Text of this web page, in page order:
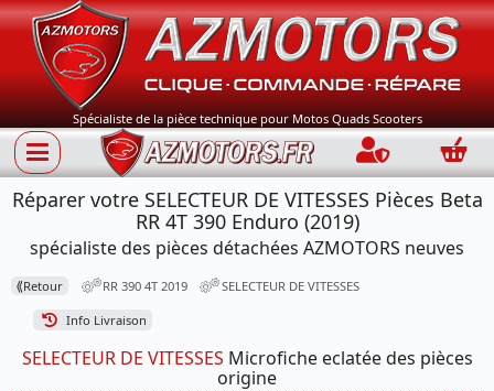
Spécialiste de la pièce technique pour Motos Quads Scooters
Connection
Réparer votre SELECTEUR DE VITESSES Pièces Beta
RR 4T 390 Enduro (2019)
spécialiste des pièces détachées AZMOTORS neuves
⟪Retour RR 390 4T 2019 SELECTEUR DE VITESSES
Info Livraison
SELECTEUR DE VITESSES Microfiche eclatée des pièces
origine